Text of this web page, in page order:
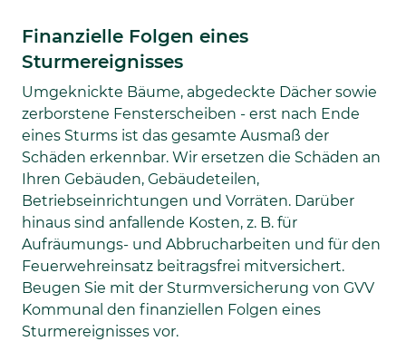
Finanzielle Folgen eines
Sturmereignisses
Umgeknickte Bäume, abgedeckte Dächer sowie
zerborstene Fensterscheiben - erst nach Ende
eines Sturms ist das gesamte Ausmaß der
Schäden erkennbar. Wir ersetzen die Schäden an
Ihren Gebäuden, Gebäudeteilen,
Betriebseinrichtungen und Vorräten. Darüber
hinaus sind anfallende Kosten, z. B. für
Aufräumungs- und Abbrucharbeiten und für den
Feuerwehreinsatz beitragsfrei mitversichert.
Beugen Sie mit der Sturmversicherung von GVV
Kommunal den finanziellen Folgen eines
Sturmereignisses vor.